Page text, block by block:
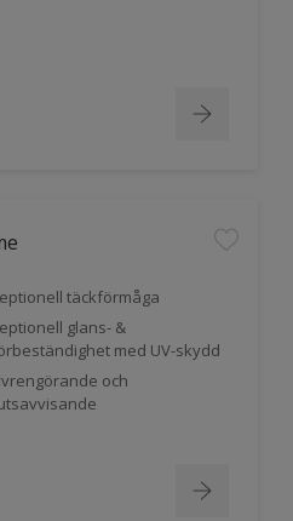
täckförmåga
glans- &
med UV-skydd
och